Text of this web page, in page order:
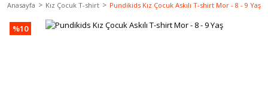
Anasayfa Kız Çocuk T-shirt Pundikids Kız Çocuk Askılı T-shirt Mor - 8 - 9 Yaş
%10